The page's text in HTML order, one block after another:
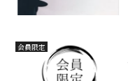
会員限定